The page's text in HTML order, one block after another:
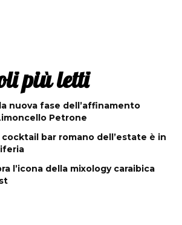
più letti
nuova fase dell’affinamento
Petrone
cocktail bar romano dell’estate è in
l’icona della mixology caraibica